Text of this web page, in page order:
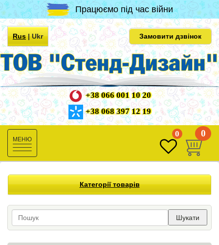
Працюємо під час війни
Rus|Ukr Замовити дзвінок
+38 066 001 10 20
+38 068 397 12 19
Toggle
navigation
0 0
Категорії товарів
Шукати